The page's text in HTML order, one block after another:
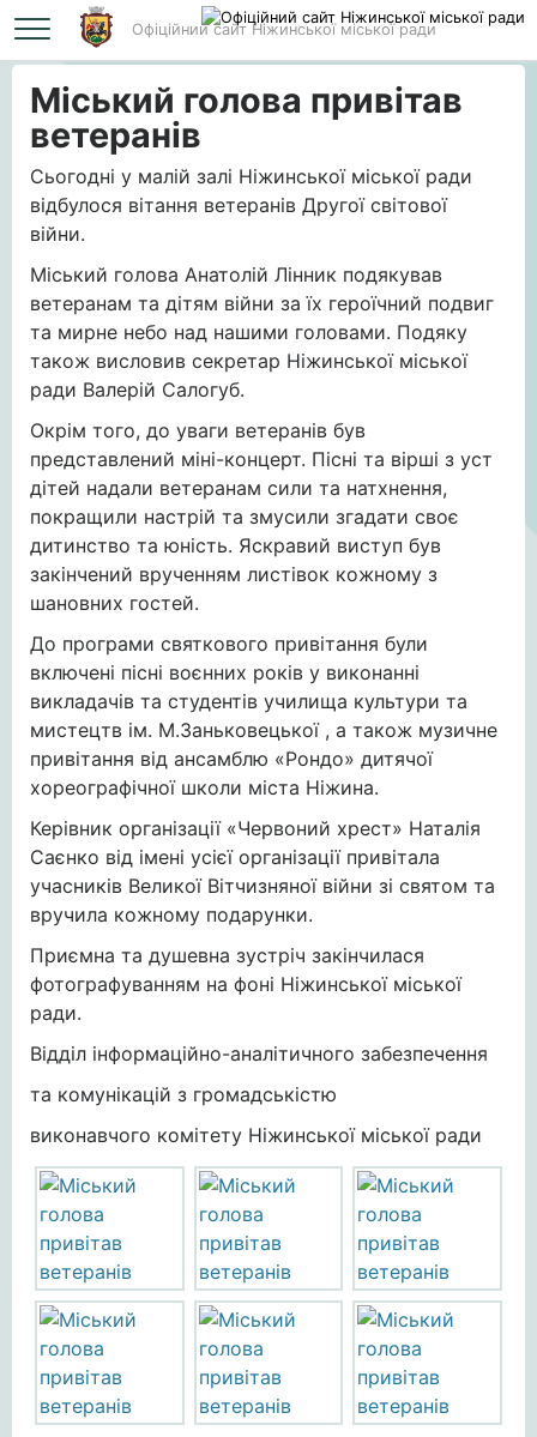
Офіційний сайт Ніжинської міської ради
Головна Міський голова привітав ветеранів
Міський голова привітав
ветеранів
Сьогодні у малій залі Ніжинської міської ради
відбулося вітання ветеранів Другої світової
війни.
Міський голова Анатолій Лінник подякував
ветеранам та дітям війни за їх героїчний подвиг
та мирне небо над нашими головами. Подяку
також висловив секретар Ніжинської міської
ради Валерій Салогуб.
Окрім того, до уваги ветеранів був
представлений міні-концерт. Пісні та вірші з уст
дітей надали ветеранам сили та натхнення,
покращили настрій та змусили згадати своє
дитинство та юність. Яскравий виступ був
закінчений врученням листівок кожному з
шановних гостей.
До програми святкового привітання були
включені пісні воєнних років у виконанні
викладачів та студентів училища культури та
мистецтв ім. М.Заньковецької , а також музичне
привітання від ансамблю «Рондо» дитячої
хореографічної школи міста Ніжина.
Керівник організації «Червоний хрест» Наталія
Саєнко від імені усієї організації привітала
учасників Великої Вітчизняної війни зі святом та
вручила кожному подарунки.
Приємна та душевна зустріч закінчилася
фотографуванням на фоні Ніжинської міської
ради.
Відділ інформаційно-аналітичного забезпечення
та комунікацій з громадськістю
виконавчого комітету Ніжинської міської ради